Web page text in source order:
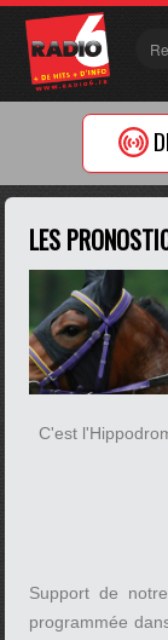
LES
C'est
Support de
programmée